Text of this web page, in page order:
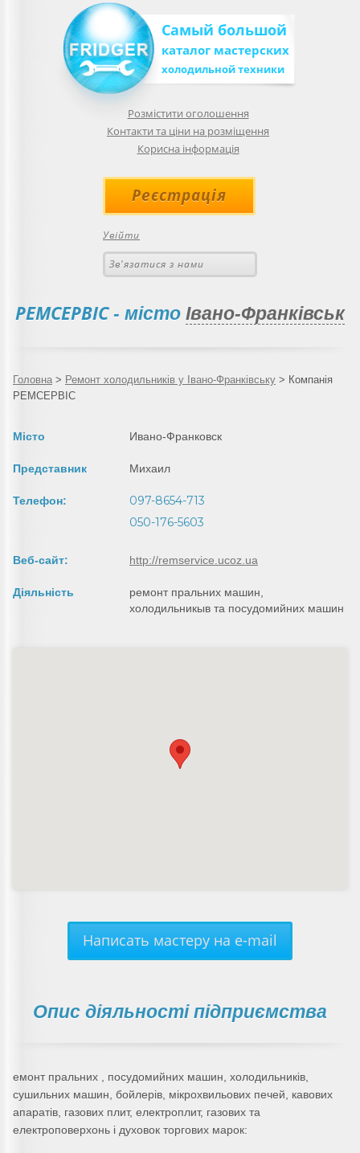
Самый большой
каталог мастерских
холодильной техники
Розмістити оголошення
Контакти та ціни на розміщення
Корисна інформація
Реєстрація
Увійти
Зв'язатися з нами
РЕМСЕРВІС- місто Івано-Франківськ
Головна > Ремонт холодильників у Івано-Франківську > Компанія
РЕМСЕРВІС
Місто Ивано-Франковск
Представник Михаил
Телефон:
097-8654-713
050-176-5603
Веб-сайт: http://remservice.ucoz.ua
Діяльність
ремонт пральних машин,
холодильникыв та посудомийних машин
Написать мастеру на e-mail
Опис діяльності підприємства
емонт пральних , посудомийних машин, холодильників,
сушильних машин, бойлерів, мікрохвильових печей, кавових
апаратів, газових плит, електроплит, газових та
електроповерхонь і духовок торгових марок: